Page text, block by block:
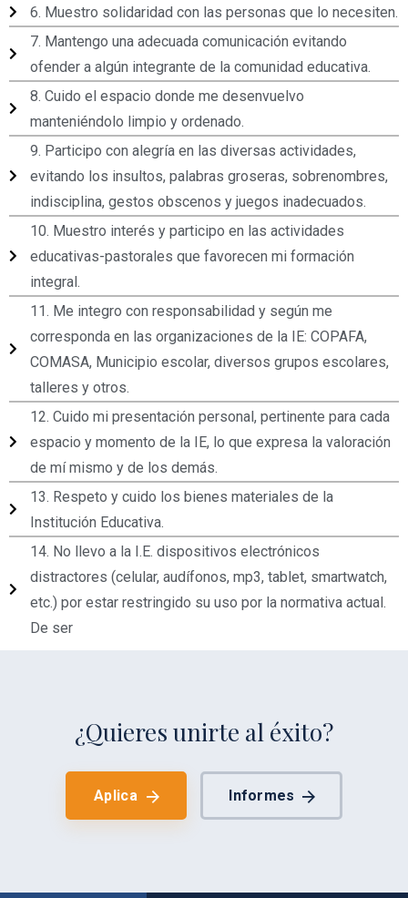
6. Muestro solidaridad con las personas que lo necesiten.
7. Mantengo una adecuada comunicación evitando
ofender a algún integrante de la comunidad educativa.
8. Cuido el espacio donde me desenvuelvo
manteniéndolo limpio y ordenado.
9. Participo con alegría en las diversas actividades,
evitando los insultos, palabras groseras, sobrenombres,
indisciplina, gestos obscenos y juegos inadecuados.
10. Muestro interés y participo en las actividades
educativas-pastorales que favorecen mi formación
integral.
11. Me integro con responsabilidad y según me
corresponda en las organizaciones de la IE: COPAFA,
COMASA, Municipio escolar, diversos grupos escolares,
talleres y otros.
12. Cuido mi presentación personal, pertinente para cada
espacio y momento de la IE, lo que expresa la valoración
de mí mismo y de los demás.
13. Respeto y cuido los bienes materiales de la
Institución Educativa.
14. No llevo a la I.E. dispositivos electrónicos
distractores (celular, audífonos, mp3, tablet, smartwatch,
etc.) por estar restringido su uso por la normativa actual.
De ser
¿Quieres unirte al éxito?
Aplica Informes